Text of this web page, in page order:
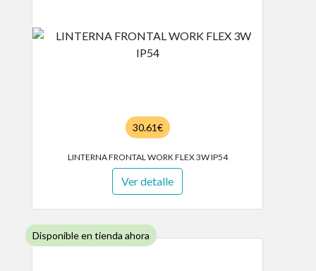
30.61€
LINTERNA FRONTAL WORK FLEX 3W IP54
Ver detalle
Disponible en tienda ahora